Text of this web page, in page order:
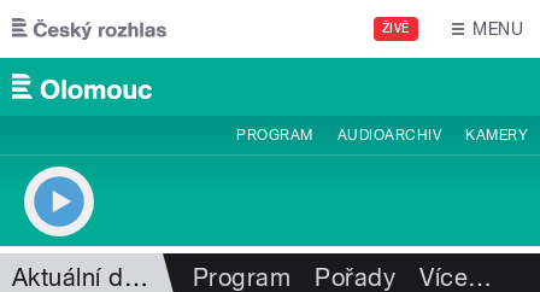
Přejít k hlavnímu obsahu
ŽIVĚ MENU
PROGRAM AUDIOARCHIV KAMERY
Aktuální dění Program Pořady Více…